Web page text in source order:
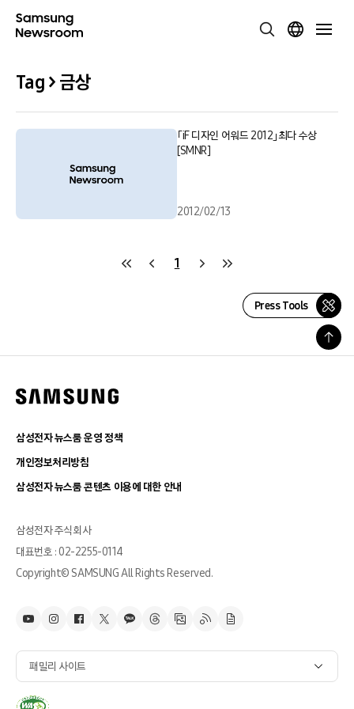
Tag > 금상
「iF 디자인 어워드 2012」최다 수상
[SMNR]
2012/02/13
1
Press Tools
삼성전자 뉴스룸 운영 정책
개인정보처리방침
삼성전자 뉴스룸 콘텐츠 이용에 대한 안내
삼성전자 주식회사
대표번호 : 02-2255-0114
Copyright© SAMSUNG All Rights Reserved.
패밀리 사이트